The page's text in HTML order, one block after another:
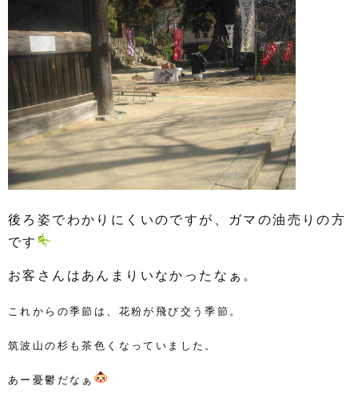
後ろ姿でわかりにくいのですが、ガマの油売りの方
です
お客さんはあんまりいなかったなぁ。
これからの季節は、花粉が飛び交う季節。
筑波山の杉も茶色くなっていました。
あー憂鬱だなぁ